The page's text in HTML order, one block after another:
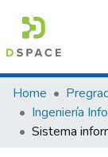
Communities &
All of DSpace
Home